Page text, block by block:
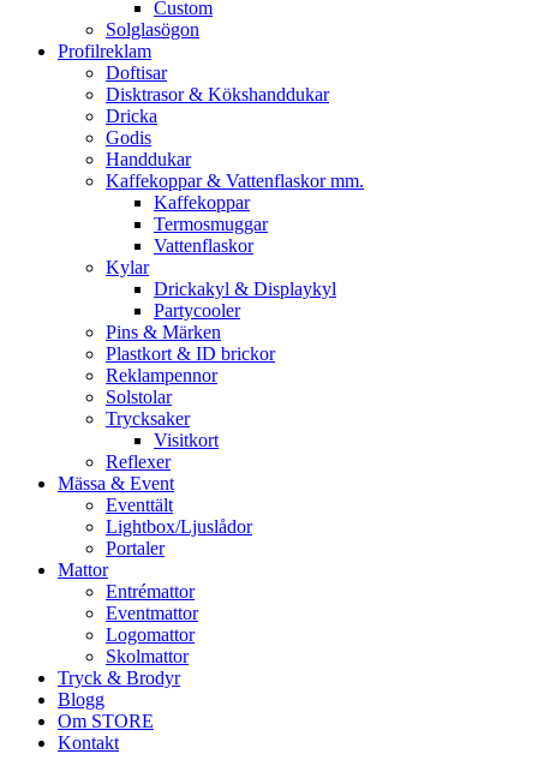
Custom
Solglasögon
Profilreklam
Doftisar
Disktrasor & Kökshanddukar
Dricka
Godis
Handdukar
Kaffekoppar & Vattenflaskor mm.
Kaffekoppar
Termosmuggar
Vattenflaskor
Kylar
Drickakyl & Displaykyl
Partycooler
Pins & Märken
Plastkort & ID brickor
Reklampennor
Solstolar
Trycksaker
Visitkort
Reflexer
Mässa & Event
Eventtält
Lightbox/Ljuslådor
Portaler
Mattor
Entrémattor
Eventmattor
Logomattor
Skolmattor
Tryck & Brodyr
Blogg
Om STORE
Kontakt